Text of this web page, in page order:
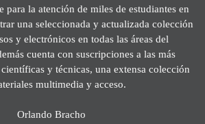
para la atención de miles de estudiantes en
una seleccionada y actualizada colección
y electrónicos en todas las áreas del
cuenta con suscripciones a las más
y técnicas, una extensa colección
multimedia y acceso.
Orlando Bracho